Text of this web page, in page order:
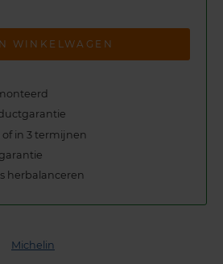
WINKELWAGEN
in 3 termijnen
herbalanceren
Michelin